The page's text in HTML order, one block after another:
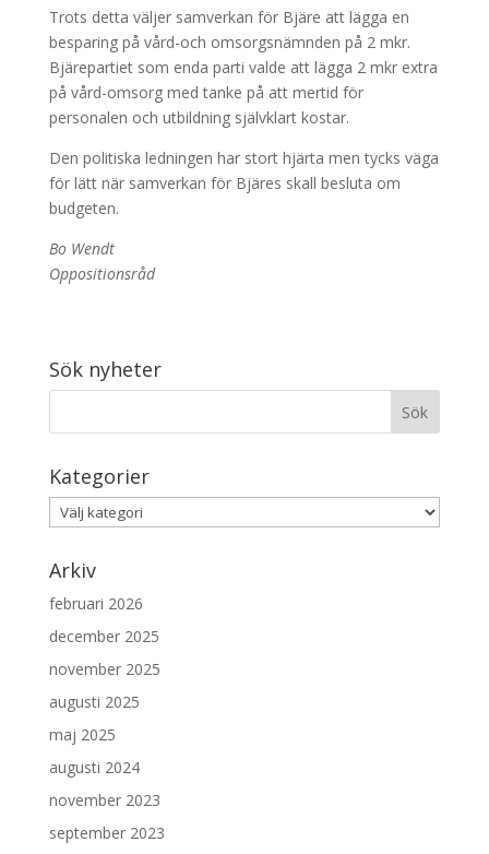
Trots detta väljer samverkan för Bjäre att lägga en
besparing på vård-och omsorgsnämnden på 2 mkr.
Bjärepartiet som enda parti valde att lägga 2 mkr extra
på vård-omsorg med tanke på att mertid för
personalen och utbildning självklart kostar.
Den politiska ledningen har stort hjärta men tycks väga
för lätt när samverkan för Bjäres skall besluta om
budgeten.
Bo Wendt
Oppositionsråd
Sök nyheter
Kategorier
Kategorier
Arkiv
februari 2026
december 2025
november 2025
augusti 2025
maj 2025
augusti 2024
november 2023
september 2023